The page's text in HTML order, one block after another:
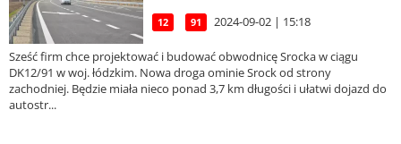
12 91 2024-09-02 | 15:18
Sześć firm chce projektować i budować obwodnicę Srocka w ciągu
DK12/91 w woj. łódzkim. Nowa droga ominie Srock od strony
zachodniej. Będzie miała nieco ponad 3,7 km długości i ułatwi dojazd do
autostr...